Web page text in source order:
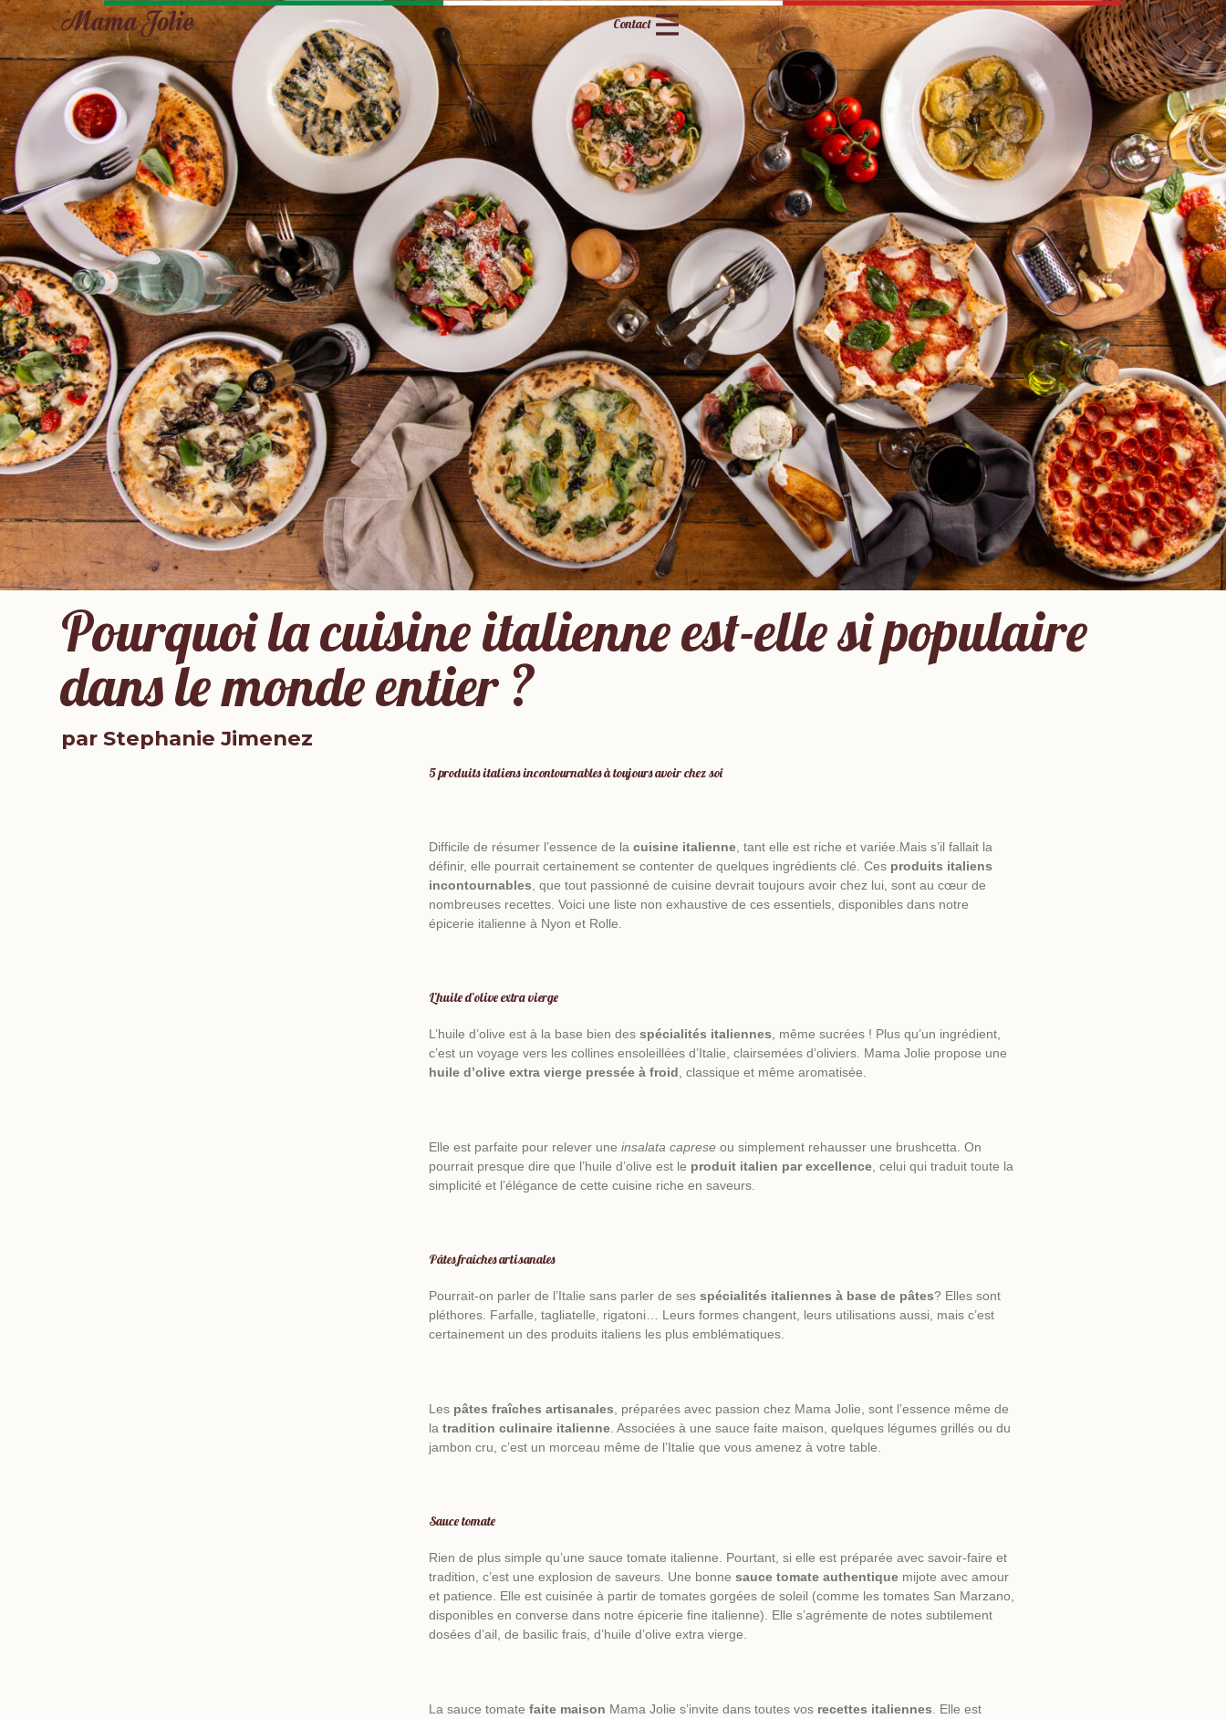
Contact
Pourquoi la cuisine italienne est-elle si populaire
dans le monde entier ?
par Stephanie Jimenez
5 produits italiens incontournables à toujours avoir chez soi
Difficile de résumer l’essence de lacuisine italienne , tant elle est riche et variée.Mais s’il fallait la
définir, elle pourrait certainement se contenter de quelques ingrédients clé. Ces produits italiens
incontournables , que tout passionné de cuisine devrait toujours avoir chez lui, sont au cœur de
nombreuses recettes. Voici une liste non exhaustive de ces essentiels, disponibles dans notre
épicerie italienne à Nyon et Rolle
L’huile d’olive extra vierge
L’huile d’olive est à la base bien desspécialités italiennes , même sucrées ! Plus qu’un ingrédient,
c’est un voyage vers les collines ensoleillées d’Italie, clairsemées d’oliviers. Mama Jolie propose une
huile d’olive extra vierge pressée à froid , classique et même aromatisée.
Elle est parfaite pour relever uneinsalata caprese ou simplement rehausser une brushcetta. On
pourrait presque dire que l’huile d’olive est le produit italien par excellence , celui qui traduit toute la
simplicité et l’élégance de cette cuisine riche en saveurs.
Pâtes fraîches artisanales
Pourrait-on parler de l’Italie sans parler de sesspécialités italiennes à base de pâtes? Elles sont
pléthores. Farfalle, tagliatelle, rigatoni… Leurs formes changent, leurs utilisations aussi, mais c’est
certainement un des produits italiens les plus emblématiques.
Les pâtes fraîches artisanales , préparées avec passion chez Mama Jolie, sont l’essence même de
latradition culinaire italienne . Associées à une sauce faite maison, quelques légumes grillés ou du
jambon cru, c’est un morceau même de l’Italie que vous amenez à votre table.
Sauce tomate
Rien de plus simple qu’unesauce tomate italienne . Pourtant, si elle est préparée avec savoir-faire et
tradition, c’est une explosion de saveurs. Une bonnesauce tomate authentique mijote avec amour
et patience. Elle est cuisinée à partir de tomates gorgées de soleil (comme les tomates San Marzano,
disponibles en converse dans notreépicerie fine italienne). Elle s’agrémente de notes subtilement
dosées d’ail, de basilic frais, d’huile d’olive extra vierge.
La sauce tomatefaite maison Mama Jolie s’invite dans toutes vos recettes italiennes . Elle est